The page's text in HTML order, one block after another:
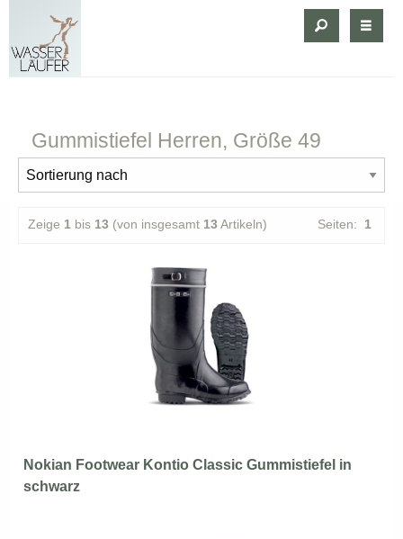
Gummistiefel Herren, Größe 49
Zeige 1 bis 13 (von insgesamt 13Artikeln) Seiten: 1
Nokian Footwear Kontio Classic Gummistiefel in
schwarz